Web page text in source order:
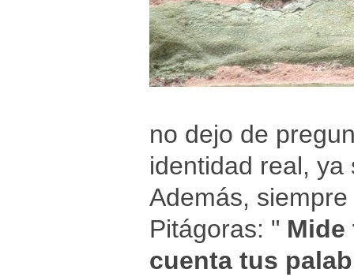
no dejo de
identidad real,
Además,
Pitágoras: "
cuenta tus